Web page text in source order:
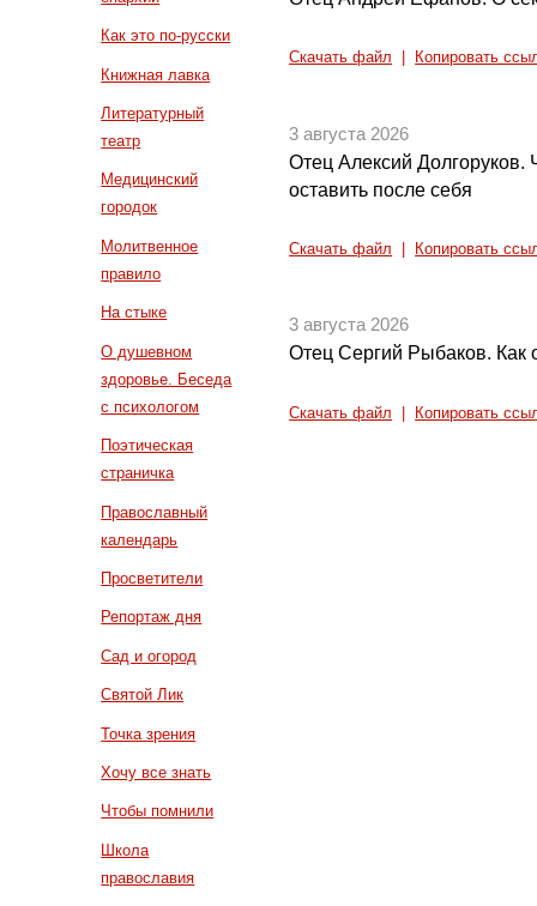
Как это по-русски
Книжная лавка
Литературный
театр
Медицинский
городок
Молитвенное
правило
На стыке
О душевном
здоровье. Беседа
с психологом
Поэтическая
страничка
Православный
календарь
Просветители
Репортаж дня
Сад и огород
Святой Лик
Точка зрения
Хочу все знать
Чтобы помнили
Школа
православия
Скачать файл Копировать
3 августа 2026
Отец Алексий Долгоруков.
оставить после себя
Скачать файл Копировать
3 августа 2026
Отец Сергий Рыбаков. Как
Скачать файл Копировать